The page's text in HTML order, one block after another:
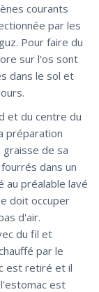
courants
par les
Pour faire du
sur l'os sont
dans le sol et
et du centre du
préparation
graisse de sa
dans un
au préalable lavé
doit occuper
d'air.
du fil et
par le
est retiré et il
est